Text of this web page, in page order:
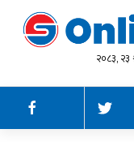
२०८३, २३